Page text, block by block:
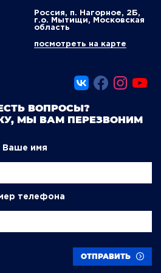
Россия, п. Нагорное, 2Б,
г.о. Мытищи, Московская
область
посмотреть на карте
ВОПРОСЫ?
МЫ ВАМ ПЕРЕЗВОНИМ
Ваше имя
телефона
ОТПРАВИТЬ